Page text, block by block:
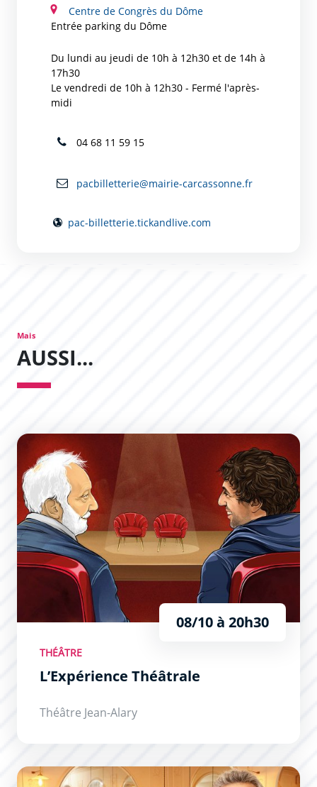
Centre de Congrès du Dôme
Entrée parking du Dôme
Du lundi au jeudi de 10h à 12h30 et de 14h à
17h30
Le vendredi de 10h à 12h30 - Fermé l'après-
midi
04 68 11 59 15
pacbilletterie@mairie-carcassonne.fr
pac-billetterie.tickandlive.com
Mais
AUSSI...
L’Expérience Théâtrale
08/10 à 20h30
THÉÂTRE
L’Expérience Théâtrale
Théâtre Jean-Alary
Secret(s) Médical